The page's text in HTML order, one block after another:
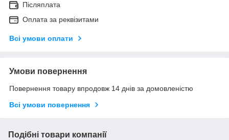
Післяплата
Оплата за реквізитами
Всі умови оплати
Умови повернення
Повернення товару впродовж 14 днів за домовленістю
Всі умови повернення
Подібні товари компанії